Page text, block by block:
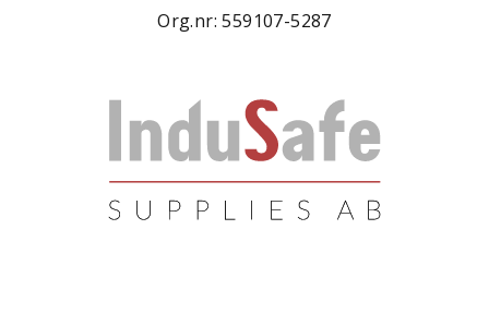
Org.nr: 559107-5287